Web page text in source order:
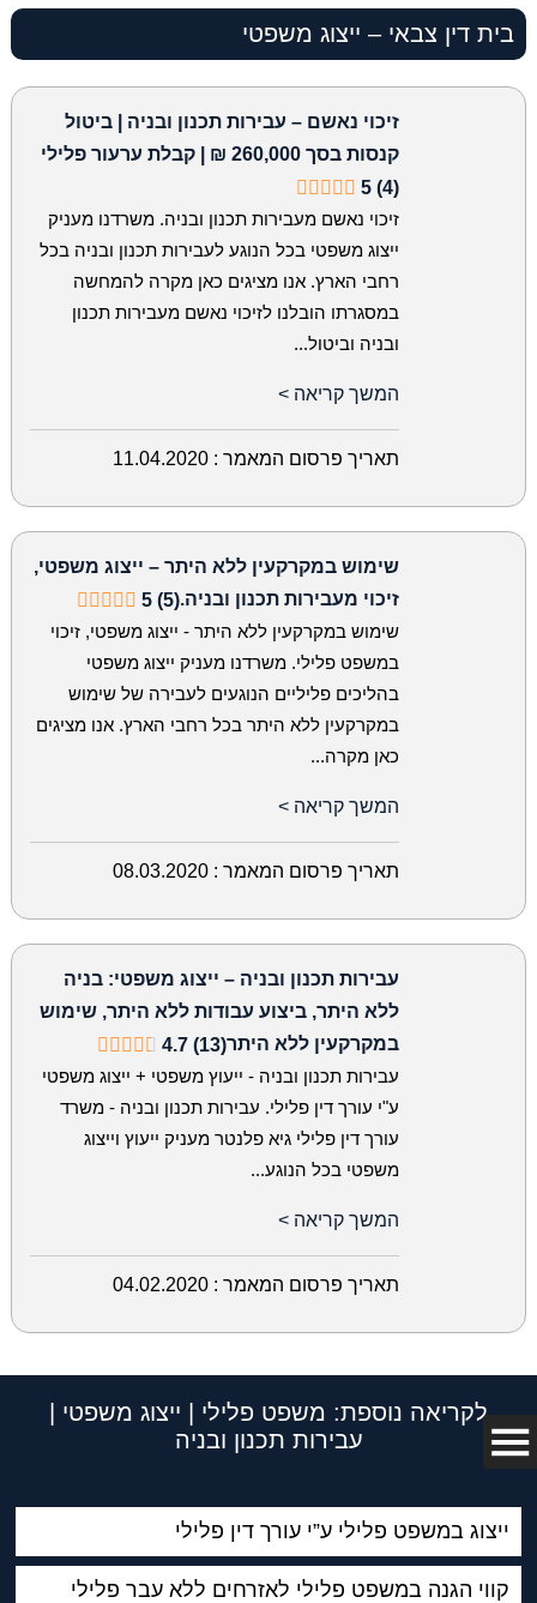
בית דין צבאי – ייצוג משפטי
זיכוי נאשם – עבירות תכנון ובניה | ביטול
קנסות בסך 260,000 ₪ | קבלת ערעור פלילי
5 (4)
זיכוי נאשם מעבירות תכנון ובניה. משרדנו מעניק
ייצוג משפטי בכל הנוגע לעבירות תכנון ובניה בכל
רחבי הארץ. אנו מציגים כאן מקרה להמחשה
במסגרתו הובלנו לזיכוי נאשם מעבירות תכנון
ובניה וביטול...
המשך קריאה >
תאריך פרסום המאמר : 11.04.2020
שימוש במקרקעין ללא היתר – ייצוג משפטי,
זיכוי מעבירות תכנון ובניה.5 (5)
שימוש במקרקעין ללא היתר - ייצוג משפטי, זיכוי
במשפט פלילי. משרדנו מעניק ייצוג משפטי
בהליכים פליליים הנוגעים לעבירה של שימוש
במקרקעין ללא היתר בכל רחבי הארץ. אנו מציגים
כאן מקרה...
המשך קריאה >
תאריך פרסום המאמר : 08.03.2020
עבירות תכנון ובניה – ייצוג משפטי: בניה
ללא היתר, ביצוע עבודות ללא היתר, שימוש
במקרקעין ללא היתר4.7 (13)
עבירות תכנון ובניה - ייעוץ משפטי + ייצוג משפטי
ע"י עורך דין פלילי. עבירות תכנון ובניה - משרד
עורך דין פלילי גיא פלנטר מעניק ייעוץ וייצוג
משפטי בכל הנוגע...
המשך קריאה >
תאריך פרסום המאמר : 04.02.2020
לקריאה נוספת: משפט פלילי | ייצוג משפטי |
עבירות תכנון ובניה
ייצוג במשפט פלילי ע”י עורך דין פלילי
קווי הגנה במשפט פלילי לאזרחים ללא עבר פלילי